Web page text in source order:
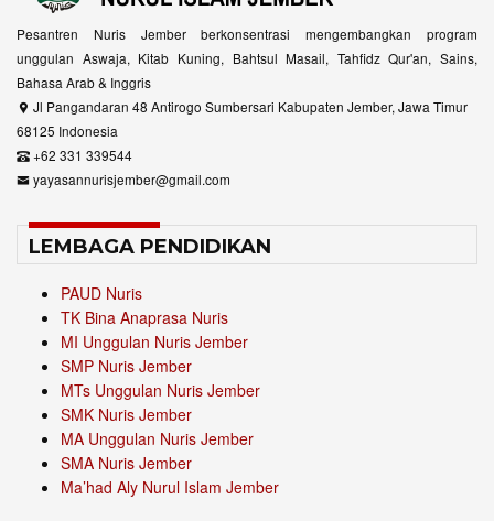
Pesantren Nuris Jember berkonsentrasi mengembangkan program
unggulan Aswaja, Kitab Kuning, Bahtsul Masail, Tahfidz Qur'an, Sains,
Bahasa Arab & Inggris
Jl Pangandaran 48 Antirogo Sumbersari Kabupaten Jember, Jawa Timur
68125 Indonesia
+62 331 339544
yayasannurisjember@gmail.com
LEMBAGA PENDIDIKAN
PAUD Nuris
TK Bina Anaprasa Nuris
MI Unggulan Nuris Jember
SMP Nuris Jember
MTs Unggulan Nuris Jember
SMK Nuris Jember
MA Unggulan Nuris Jember
SMA Nuris Jember
Ma’had Aly Nurul Islam Jember